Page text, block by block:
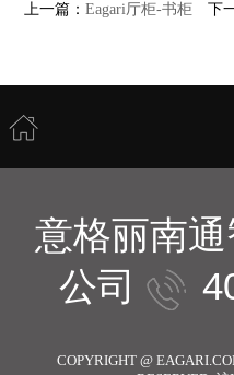
上一篇：Eagari厅柜-书柜 下
意格丽南
公司
COPYRIGHT @